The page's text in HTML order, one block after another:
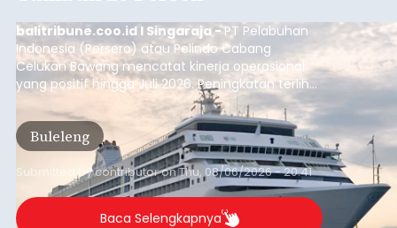
balitribune.coo.id I Singaraja -PT Pelabuhan
Indonesia (Persero) atau Pelindo Cabang
Celukan Bawang mencatat kinerja operasional
yang positif hingga Juli 2026. Peningkatan terlihat
dari arus kapal yang mencapai 1,48 juta Gross
Tonnage (GT), atau tumbuh 12,4 persen
dibandingkan periode yang sama tahun lalu
yang tercatat sebesar 1,32 juta GT.
Buleleng
Submitted bycontributoronThu, 08/06/2026 - 20:41
Baca Selengkapnya